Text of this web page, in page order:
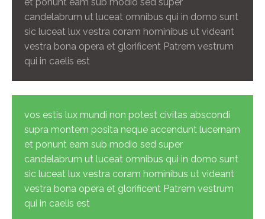
candelabrum ut luceat omnibus qui in domo sunt
sic luceat lux vestra coram hominibus ut videant
vestra bona opera et glorificent Patrem vestrum
qui in caelis est
vos estis lux mundi non potest civitas abscondi
supra montem posita neque accendunt lucernam
et ponunt eam sub modio sed super
candelabrum ut luceat omnibus qui in domo sunt
sic luceat lux vestra coram hominibus ut videant
vestra bona opera et glorificent Patrem vestrum
qui in caelis est